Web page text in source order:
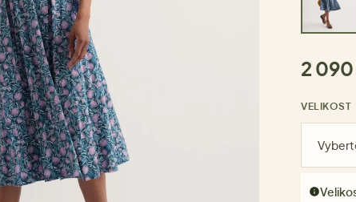
2
VELIKOST